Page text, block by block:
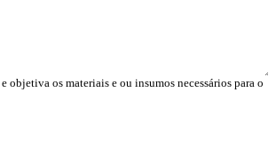
objetiva os materiais e ou insumos necessários para o